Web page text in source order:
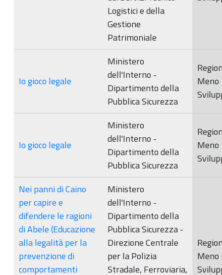
Logistici e della
Gestione
Patrimoniale
Io gioco legale
Ministero
dell'Interno -
Dipartimento della
Pubblica Sicurezza
Meno
Io gioco legale
Ministero
dell'Interno -
Dipartimento della
Pubblica Sicurezza
Meno
Nei panni di Caino
per capire e
difendere le ragioni
di Abele (Educazione
alla legalità per la
prevenzione di
comportamenti
Ministero
dell'Interno -
Dipartimento della
Pubblica Sicurezza -
Direzione Centrale
per la Polizia
Stradale, Ferroviaria,
Meno